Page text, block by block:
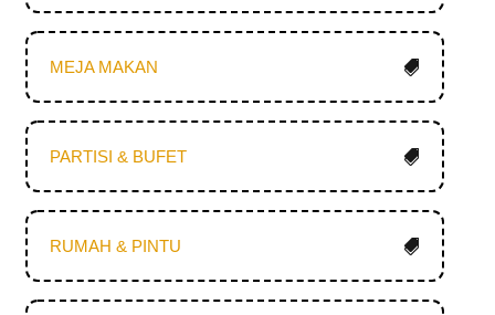
MEJA MAKAN
PARTISI & BUFET
RUMAH & PINTU